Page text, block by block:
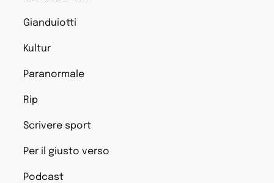
Gianduiotti
Kultur
Paranormale
Rip
Scrivere sport
Per il giusto verso
Podcast